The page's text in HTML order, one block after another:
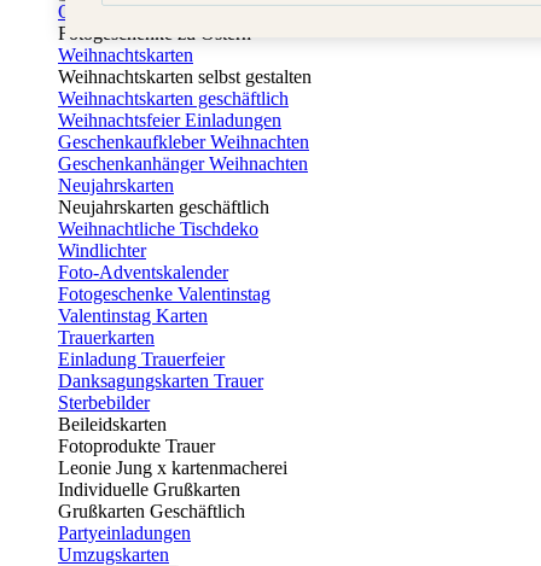
Osterkarten
Fotogeschenke zu Ostern
Weihnachtskarten
Weihnachtskarten selbst gestalten
Weihnachtskarten geschäftlich
Weihnachtsfeier Einladungen
Geschenkaufkleber Weihnachten
Geschenkanhänger Weihnachten
Neujahrskarten
Neujahrskarten geschäftlich
Weihnachtliche Tischdeko
Windlichter
Foto-Adventskalender
Fotogeschenke Valentinstag
Valentinstag Karten
Trauerkarten
Einladung Trauerfeier
Danksagungskarten Trauer
Sterbebilder
Beileidskarten
Fotoprodukte Trauer
Leonie Jung x kartenmacherei
Individuelle Grußkarten
Grußkarten Geschäftlich
Partyeinladungen
Umzugskarten